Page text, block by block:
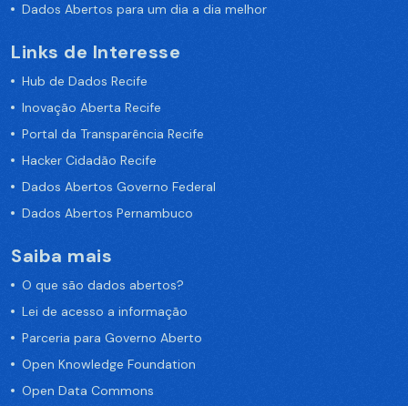
Dados Abertos para um dia a dia melhor
Links de Interesse
Hub de Dados Recife
Inovação Aberta Recife
Portal da Transparência Recife
Hacker Cidadão Recife
Dados Abertos Governo Federal
Dados Abertos Pernambuco
Saiba mais
O que são dados abertos?
Lei de acesso a informação
Parceria para Governo Aberto
Open Knowledge Foundation
Open Data Commons